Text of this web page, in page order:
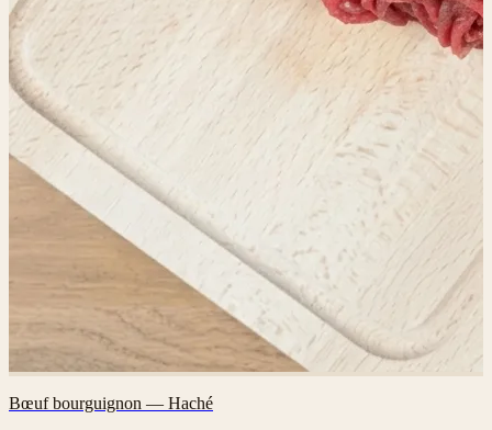
Bœuf bourguignon — Haché